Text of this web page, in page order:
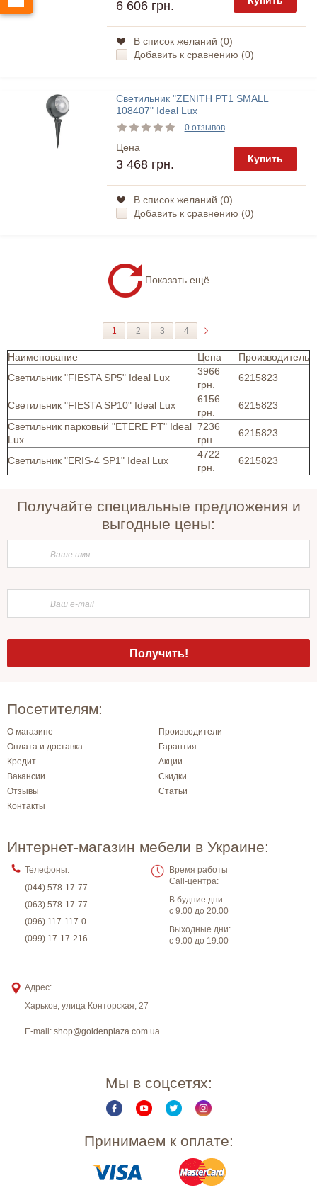
6 606 грн.
В список желаний (0)
Добавить к сравнению (0)
Светильник "ZENITH PT1 SMALL
108407" Ideal Lux
0 отзывов
Цена
3 468 грн. Купить
В список желаний (0)
Добавить к сравнению (0)
Показать ещё
1 2 3 4
Наименование Цена
Производитель
Светильник "FIESTA SP5" Ideal Lux
3966
грн.
6215823
Светильник "FIESTA SP10" Ideal Lux
6156
грн.
6215823
Светильник парковый "ETERE PT" Ideal
Lux
7236
грн.
6215823
Светильник "ERIS-4 SP1" Ideal Lux
4722
грн.
6215823
Получайте специальные предложения и
выгодные цены:
Посетителям:
О магазине
Производители
Оплата и доставка
Гарантия
Кредит
Акции
Вакансии
Скидки
Отзывы
Статьи
Контакты
Интернет-магазин мебели в Украине:
Телефоны:
(044) 578-17-77
(063) 578-17-77
(096) 117-117-0
(099) 17-17-216
Время работы
Call-центра:
В будние дни:
с 9.00 до 20.00
Выходные дни:
с 9.00 до 19.00
Адрес:
Харьков, улица Конторская, 27
E-mail: shop@goldenplaza.com.ua
Мы в соцсетях:
Принимаем к оплате: